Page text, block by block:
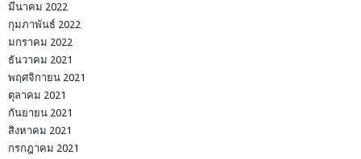
มีนาคม 2022
กุมภาพันธ์ 2022
มกราคม 2022
ธันวาคม 2021
พฤศจิกายน 2021
ตุลาคม 2021
กันยายน 2021
สิงหาคม 2021
กรกฎาคม 2021